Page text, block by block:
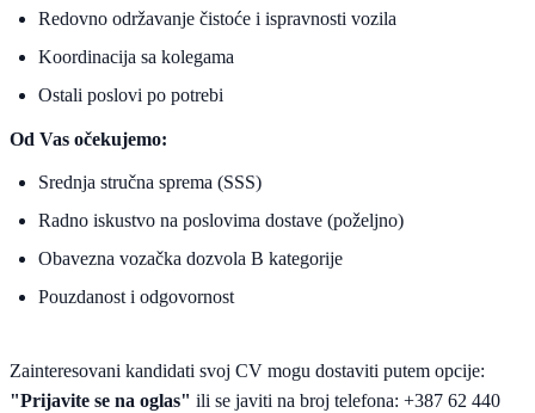
Redovno održavanje čistoće i ispravnosti vozila
Koordinacija sa kolegama
Ostali poslovi po potrebi
Od Vas očekujemo:
Srednja stručna sprema (SSS)
Radno iskustvo na poslovima dostave (poželjno)
Obavezna vozačka dozvola B kategorije
Pouzdanost i odgovornost
Zainteresovani kandidati svoj CV mogu dostaviti putem opcije:
"Prijavite se na oglas" ili se javiti na broj telefona: +387 62 440